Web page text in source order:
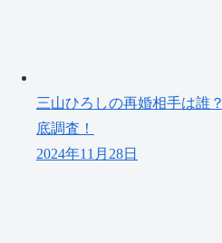
三山ひろしの再婚相手は誰
底調査！
2024年11月28日